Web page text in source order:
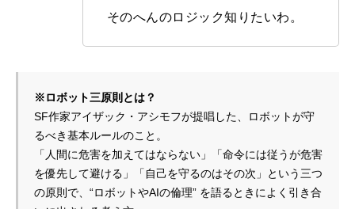
そのへんのロジック知りたいわ。
※ロボット三原則とは？
SF作家アイザック・アシモフが提唱した、ロボットが守
るべき基本ルールのこと。
「人間に危害を加えてはならない」「命令には従うが危害
を優先して避ける」「自己を守るのはその次」という三つ
の原則で、“ロボットやAIの倫理” を語るときによく引き合